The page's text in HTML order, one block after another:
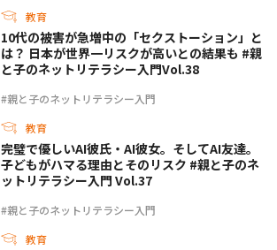
教育
#親と子のネットリテラシー入門
10代の被害が急増中の「セクストーション」と
は？ 日本が世界一リスクが高いとの結果も #親
と子のネットリテラシー入門Vol.38
教育
#親と子のネットリテラシー入門
完璧で優しいAI彼氏・AI彼女。そしてAI友達。
子どもがハマる理由とそのリスク #親と子のネ
ットリテラシー入門 Vol.37
教育